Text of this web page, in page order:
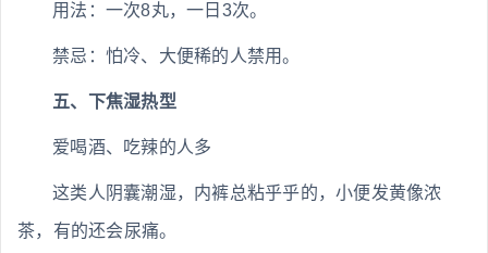
用法：一次8丸，一日3次。
禁忌：怕冷、大便稀的人禁用。
五、下焦湿热型
爱喝酒、吃辣的人多
这类人阴囊潮湿，内裤总粘乎乎的，小便发黄像浓
茶，有的还会尿痛。